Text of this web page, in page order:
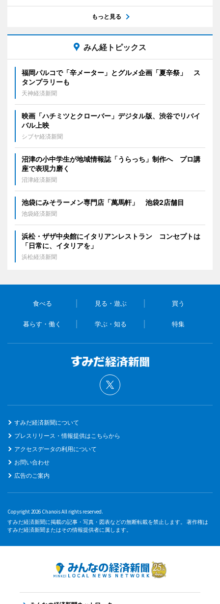
もっと見る
みん経トピックス
福岡パルコで「辛メーター」とグルメ企画「夏辛祭」 ス
タンプラリーも
天神経済新聞
映画「ハチミツとクローバー」デジタル版、渋谷でリバイ
バル上映
シブヤ経済新聞
沼津の小中学生が地域情報誌「うらっち」制作へ プロ講
座で表現力磨く
沼津経済新聞
池袋にみそラーメン専門店「萬馬軒」 池袋2店舗目
池袋経済新聞
浜松・ザザ中央館にイタリアンレストラン コンセプトは
「日常に、イタリアを」
浜松経済新聞
食べる 見る・遊ぶ 買う
暮らす・働く 学ぶ・知る 特集
すみだ経済新聞について
プレスリリース・情報提供はこちらから
アクセスデータの利用について
お問い合わせ
広告のご案内
Copyright 2026 Chanois All rights reserved.
すみだ経済新聞に掲載の記事・写真・図表などの無断転載を禁止します。 著作権は
すみだ経済新聞またはその情報提供者に属します。